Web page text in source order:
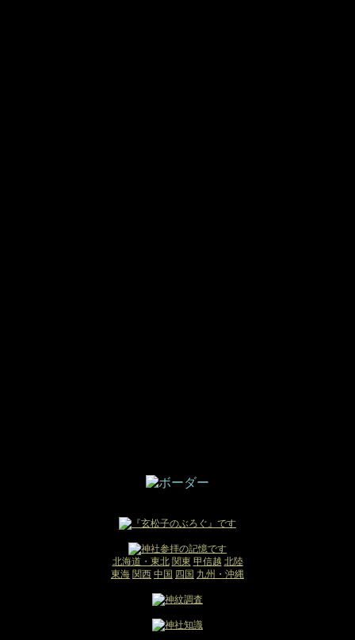
北海道・東北 関東 甲信越 北陸
東海 関西 中国 四国 九州・沖縄